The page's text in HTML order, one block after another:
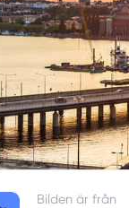
Bilden är från